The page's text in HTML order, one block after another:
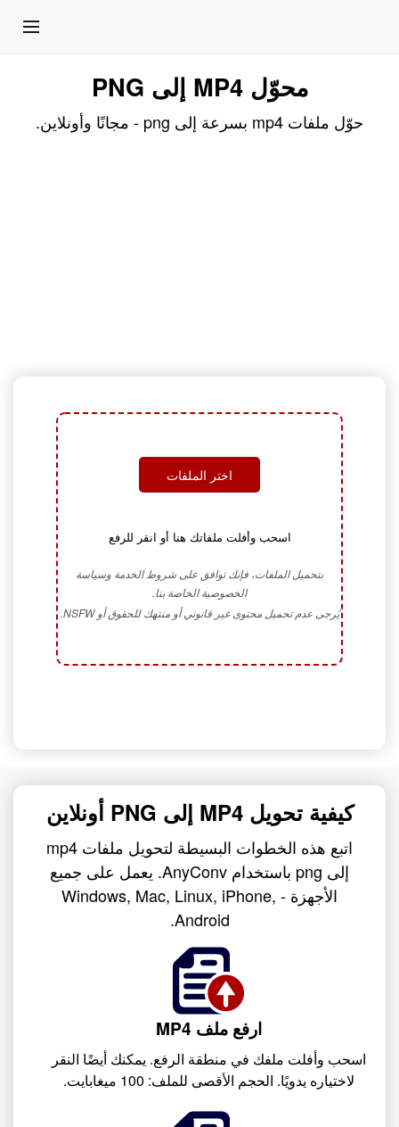
محوّل MP4 إلى PNG
حوّل ملفات mp4 بسرعة إلى png - مجانًا وأونلاين.
اختر الملفات
اسحب وأفلت ملفاتك هنا أو انقر للرفع
بتحميل الملفات، فإنك توافق على شروط الخدمة وسياسة
الخصوصية الخاصة بنا.
يُرجى عدم تحميل محتوى غير قانوني أو منتهك للحقوق أو NSFW.
كيفية تحويل MP4 إلى PNG أونلاين
اتبع هذه الخطوات البسيطة لتحويل ملفات mp4
إلى png باستخدام AnyConv. يعمل على جميع
الأجهزة - Windows, Mac, Linux, iPhone,
Android.
ارفع ملف MP4
اسحب وأفلت ملفك في منطقة الرفع. يمكنك أيضًا النقر
لاختياره يدويًا. الحجم الأقصى للملف: 100 ميغابايت.